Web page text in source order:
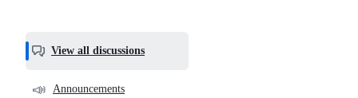
helpful,
and
community
View all discussions
📣 Announcements